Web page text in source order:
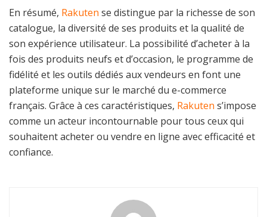
En résumé, Rakuten se distingue par la richesse de son
catalogue, la diversité de ses produits et la qualité de
son expérience utilisateur. La possibilité d’acheter à la
fois des produits neufs et d’occasion, le programme de
fidélité et les outils dédiés aux vendeurs en font une
plateforme unique sur le marché du e-commerce
français. Grâce à ces caractéristiques, Rakuten s’impose
comme un acteur incontournable pour tous ceux qui
souhaitent acheter ou vendre en ligne avec efficacité et
confiance.